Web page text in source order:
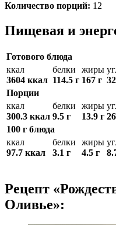
Количество порций: 12
Пищевая и
Готового блюда
ккал
3604 ккал
белки
114.5 г
жиры
167 г
Порции
ккал
300.3 ккал
белки
9.5 г
жиры
13.9 г
100 г блюда
ккал
97.7 ккал
белки
3.1 г
жиры
4.5 г
Рецепт
Оливье»: